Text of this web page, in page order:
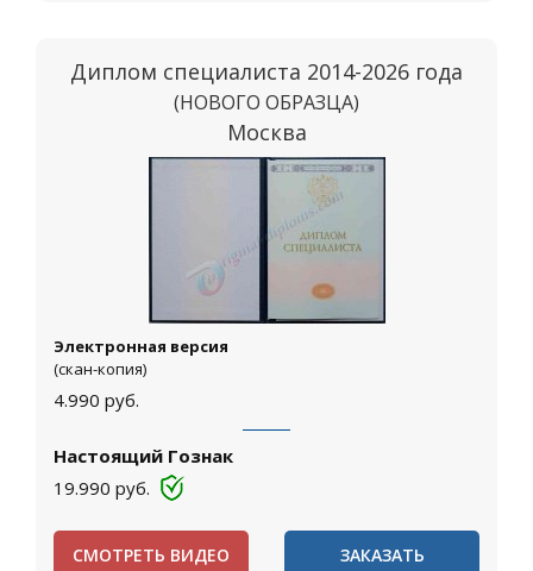
Диплом специалиста 2014-2026 года
(НОВОГО ОБРАЗЦА)
Москва
Электронная версия
(скан-копия)
4.990 руб.
Настоящий Гознак
19.990 руб.
СМОТРЕТЬ ВИДЕО ЗАКАЗАТЬ